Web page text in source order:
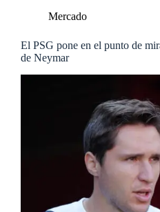
Mercado
El PSG pone en el punto de
de Neymar